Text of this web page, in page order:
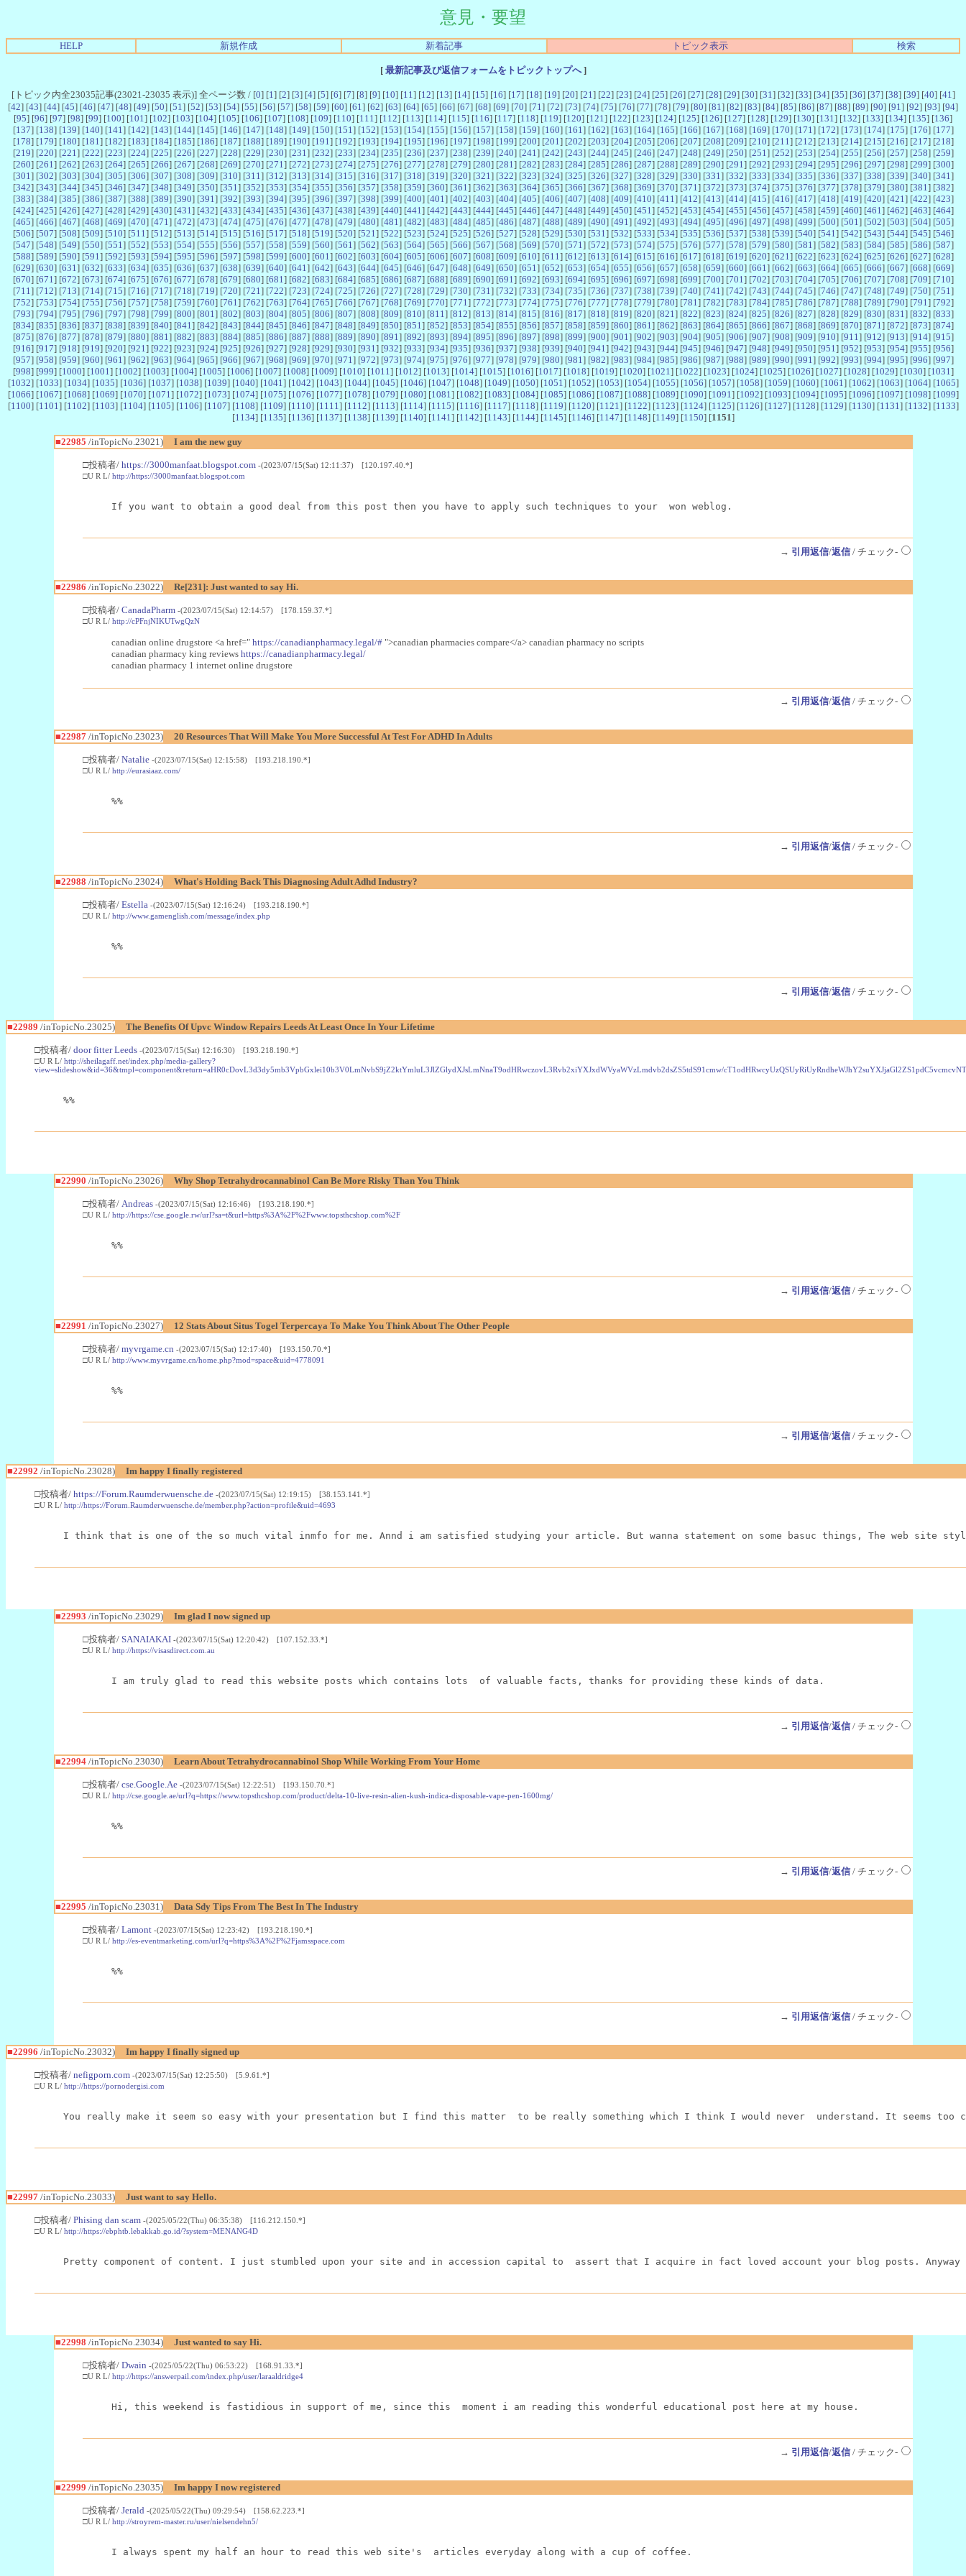
意見・要望
HELP 新規作成 新着記事 トピック表示 検索
[最新記事及び返信フォームをトピックトップへ]
[トピック内全23035記事(23021-23035 表示)] 全ページ数 / [0] [1 ] [2] [3] [4] [5] [6] [7] [8] [9] [10] [11 ] [12] [13] [14] [15] [16] [17] [18] [19] [20] [21 ] [22] [23] [24] [25] [26] [27] [28] [29] [30] [31 ] [32] [33] [34] [35] [36] [37] [38] [39] [40] [41 ]
[42] [43] [44] [45] [46] [47] [48] [49] [50] [51 ] [52] [53] [54] [55] [56] [57] [58] [59] [60] [61 ] [62] [63] [64] [65] [66] [67] [68] [69] [70] [71 ] [72] [73] [74] [75] [76] [77] [78] [79] [80] [81 ] [82] [83] [84] [85] [86] [87] [88] [89] [90] [91 ] [92] [93] [94]
[95] [96] [97] [98] [99] [100] [101 ] [102] [103] [104] [105] [106] [107] [108] [109] [110] [111 ] [112] [113] [114] [115] [116] [117] [118] [119] [120] [121 ] [122] [123] [124] [125] [126] [127] [128] [129] [130] [131 ] [132] [133] [134] [135] [136]
[137] [138] [139] [140] [141 ] [142] [143] [144] [145] [146] [147] [148] [149] [150] [151 ] [152] [153] [154] [155] [156] [157] [158] [159] [160] [161 ] [162] [163] [164] [165] [166] [167] [168] [169] [170] [171 ] [172] [173] [174] [175] [176] [177]
[178] [179] [180] [181 ] [182] [183] [184] [185] [186] [187] [188] [189] [190] [191 ] [192] [193] [194] [195] [196] [197] [198] [199] [200] [201 ] [202] [203] [204] [205] [206] [207] [208] [209] [210] [211 ] [212] [213] [214] [215] [216] [217] [218]
[219] [220] [221 ] [222] [223] [224] [225] [226] [227] [228] [229] [230] [231 ] [232] [233] [234] [235] [236] [237] [238] [239] [240] [241 ] [242] [243] [244] [245] [246] [247] [248] [249] [250] [251 ] [252] [253] [254] [255] [256] [257] [258] [259]
[260] [261 ] [262] [263] [264] [265] [266] [267] [268] [269] [270] [271 ] [272] [273] [274] [275] [276] [277] [278] [279] [280] [281 ] [282] [283] [284] [285] [286] [287] [288] [289] [290] [291 ] [292] [293] [294] [295] [296] [297] [298] [299] [300]
[301 ] [302] [303] [304] [305] [306] [307] [308] [309] [310] [311 ] [312] [313] [314] [315] [316] [317] [318] [319] [320] [321 ] [322] [323] [324] [325] [326] [327] [328] [329] [330] [331 ] [332] [333] [334] [335] [336] [337] [338] [339] [340] [341 ]
[342] [343] [344] [345] [346] [347] [348] [349] [350] [351 ] [352] [353] [354] [355] [356] [357] [358] [359] [360] [361 ] [362] [363] [364] [365] [366] [367] [368] [369] [370] [371 ] [372] [373] [374] [375] [376] [377] [378] [379] [380] [381 ] [382]
[383] [384] [385] [386] [387] [388] [389] [390] [391 ] [392] [393] [394] [395] [396] [397] [398] [399] [400] [401 ] [402] [403] [404] [405] [406] [407] [408] [409] [410] [411 ] [412] [413] [414] [415] [416] [417] [418] [419] [420] [421 ] [422] [423]
[424] [425] [426] [427] [428] [429] [430] [431 ] [432] [433] [434] [435] [436] [437] [438] [439] [440] [441 ] [442] [443] [444] [445] [446] [447] [448] [449] [450] [451 ] [452] [453] [454] [455] [456] [457] [458] [459] [460] [461 ] [462] [463] [464]
[465] [466] [467] [468] [469] [470] [471 ] [472] [473] [474] [475] [476] [477] [478] [479] [480] [481 ] [482] [483] [484] [485] [486] [487] [488] [489] [490] [491 ] [492] [493] [494] [495] [496] [497] [498] [499] [500] [501 ] [502] [503] [504] [505]
[506] [507] [508] [509] [510] [511 ] [512] [513] [514] [515] [516] [517] [518] [519] [520] [521 ] [522] [523] [524] [525] [526] [527] [528] [529] [530] [531 ] [532] [533] [534] [535] [536] [537] [538] [539] [540] [541 ] [542] [543] [544] [545] [546]
[547] [548] [549] [550] [551 ] [552] [553] [554] [555] [556] [557] [558] [559] [560] [561 ] [562] [563] [564] [565] [566] [567] [568] [569] [570] [571 ] [572] [573] [574] [575] [576] [577] [578] [579] [580] [581 ] [582] [583] [584] [585] [586] [587]
[588] [589] [590] [591 ] [592] [593] [594] [595] [596] [597] [598] [599] [600] [601 ] [602] [603] [604] [605] [606] [607] [608] [609] [610] [611 ] [612] [613] [614] [615] [616] [617] [618] [619] [620] [621 ] [622] [623] [624] [625] [626] [627] [628]
[629] [630] [631 ] [632] [633] [634] [635] [636] [637] [638] [639] [640] [641 ] [642] [643] [644] [645] [646] [647] [648] [649] [650] [651 ] [652] [653] [654] [655] [656] [657] [658] [659] [660] [661 ] [662] [663] [664] [665] [666] [667] [668] [669]
[670] [671 ] [672] [673] [674] [675] [676] [677] [678] [679] [680] [681 ] [682] [683] [684] [685] [686] [687] [688] [689] [690] [691 ] [692] [693] [694] [695] [696] [697] [698] [699] [700] [701 ] [702] [703] [704] [705] [706] [707] [708] [709] [710]
[711 ] [712] [713] [714] [715] [716] [717] [718] [719] [720] [721 ] [722] [723] [724] [725] [726] [727] [728] [729] [730] [731 ] [732] [733] [734] [735] [736] [737] [738] [739] [740] [741 ] [742] [743] [744] [745] [746] [747] [748] [749] [750] [751 ]
[752] [753] [754] [755] [756] [757] [758] [759] [760] [761 ] [762] [763] [764] [765] [766] [767] [768] [769] [770] [771 ] [772] [773] [774] [775] [776] [777] [778] [779] [780] [781 ] [782] [783] [784] [785] [786] [787] [788] [789] [790] [791 ] [792]
[793] [794] [795] [796] [797] [798] [799] [800] [801 ] [802] [803] [804] [805] [806] [807] [808] [809] [810] [811 ] [812] [813] [814] [815] [816] [817] [818] [819] [820] [821 ] [822] [823] [824] [825] [826] [827] [828] [829] [830] [831 ] [832] [833]
[834] [835] [836] [837] [838] [839] [840] [841 ] [842] [843] [844] [845] [846] [847] [848] [849] [850] [851 ] [852] [853] [854] [855] [856] [857] [858] [859] [860] [861 ] [862] [863] [864] [865] [866] [867] [868] [869] [870] [871 ] [872] [873] [874]
[875] [876] [877] [878] [879] [880] [881 ] [882] [883] [884] [885] [886] [887] [888] [889] [890] [891 ] [892] [893] [894] [895] [896] [897] [898] [899] [900] [901 ] [902] [903] [904] [905] [906] [907] [908] [909] [910] [911 ] [912] [913] [914] [915]
[916] [917] [918] [919] [920] [921 ] [922] [923] [924] [925] [926] [927] [928] [929] [930] [931 ] [932] [933] [934] [935] [936] [937] [938] [939] [940] [941 ] [942] [943] [944] [945] [946] [947] [948] [949] [950] [951 ] [952] [953] [954] [955] [956]
[957] [958] [959] [960] [961 ] [962] [963] [964] [965] [966] [967] [968] [969] [970] [971 ] [972] [973] [974] [975] [976] [977] [978] [979] [980] [981 ] [982] [983] [984] [985] [986] [987] [988] [989] [990] [991 ] [992] [993] [994] [995] [996] [997]
[998] [999] [1000] [1001 ] [1002] [1003] [1004] [1005] [1006] [1007] [1008] [1009] [1010] [1011 ] [1012] [1013] [1014] [1015] [1016] [1017] [1018] [1019] [1020] [1021 ] [1022] [1023] [1024] [1025] [1026] [1027] [1028] [1029] [1030] [1031 ]
[1032] [1033] [1034] [1035] [1036] [1037] [1038] [1039] [1040] [1041 ] [1042] [1043] [1044] [1045] [1046] [1047] [1048] [1049] [1050] [1051 ] [1052] [1053] [1054] [1055] [1056] [1057] [1058] [1059] [1060] [1061 ] [1062] [1063] [1064] [1065]
[1066] [1067] [1068] [1069] [1070] [1071 ] [1072] [1073] [1074] [1075] [1076] [1077] [1078] [1079] [1080] [1081 ] [1082] [1083] [1084] [1085] [1086] [1087] [1088] [1089] [1090] [1091 ] [1092] [1093] [1094] [1095] [1096] [1097] [1098] [1099]
[1100] [1101 ] [1102] [1103] [1104] [1105] [1106] [1107] [1108] [1109] [1110] [1111 ] [1112] [1113] [1114] [1115] [1116] [1117] [1118] [1119] [1120] [1121 ] [1122] [1123] [1124] [1125] [1126] [1127] [1128] [1129] [1130] [1131 ] [1132] [1133]
[1134] [1135] [1136] [1137] [1138] [1139] [1140] [1141 ] [1142] [1143] [1144] [1145] [1146] [1147] [1148] [1149] [1150] [1151]
■22985 /inTopicNo.23021) I am the new guy
□投稿者/ https://3000manfaat.blogspot.com -(2023/07/15(Sat) 12:11:37) [120.197.40.*]
□U R L/ http://https://3000manfaat.blogspot.com
If you want to obtain a good deal from this post then you have to apply such techniques to your  won weblog.
→ 引用返信/返信/ チェック-
■22986 /inTopicNo.23022) Re[231]: Just wanted to say Hi.
□投稿者/ CanadaPharm -(2023/07/15(Sat) 12:14:57) [178.159.37.*]
□U R L/ http://cPFnjNIKUTwgQzN
canadian online drugstore <a href=" https://canadianpharmacy.legal/#">canadian pharmacies compare</a> canadian pharmacy no scripts
canadian pharmacy king reviews https://canadianpharmacy.legal/
canadian pharmacy 1 internet online drugstore
→ 引用返信/返信/ チェック-
■22987/inTopicNo.23023) 20 Resources That Will Make You More Successful At Test For ADHD In Adults
□投稿者/ Natalie -(2023/07/15(Sat) 12:15:58) [193.218.190.*]
□U R L/ http://eurasiaaz.com/
%%
→ 引用返信/返信/ チェック-
■22988 /inTopicNo.23024) What's Holding Back This Diagnosing Adult Adhd Industry?
□投稿者/ Estella -(2023/07/15(Sat) 12:16:24) [193.218.190.*]
□U R L/ http://www.gamenglish.com/message/index.php
%%
→ 引用返信/返信/ チェック-
■22989 /inTopicNo.23025) The Benefits Of Upvc Window Repairs Leeds At Least Once In Your Lifetime
□投稿者/ door fitter Leeds -(2023/07/15(Sat) 12:16:30) [193.218.190.*]
□U R L/ http://sheilagaff.net/index.php/media-gallery?
view=slideshow&id=36&tmpl=component&return=aHR0cDovL3d3dy5mb3VpbGxlei10b3V0LmNvbS9jZ2ktYmluL3JlZGlydXJsLmNnaT9odHRwczovL3Rvb2xiYXJxdWVyaWVzLmdvb2dsZS5tdS91cmw/
%%
■22990 /inTopicNo.23026) Why Shop Tetrahydrocannabinol Can Be More Risky Than You Think
□投稿者/ Andreas -(2023/07/15(Sat) 12:16:46) [193.218.190.*]
□U R L/ http://https://cse.google.rw/url?sa=t&url=https%3A%2F%2Fwww.topsthcshop.com%2F
%%
→ 引用返信/返信/ チェック-
■22991 /inTopicNo.23027) 12 Stats About Situs Togel Terpercaya To Make You Think About The Other People
□投稿者/ myvrgame.cn -(2023/07/15(Sat) 12:17:40) [193.150.70.*]
□U R L/ http://www.myvrgame.cn/home.php?mod=space&uid=4778091
%%
→ 引用返信/返信/ チェック-
■22992 /inTopicNo.23028) Im happy I finally registered
□投稿者/ https://Forum.Raumderwuensche.de -(2023/07/15(Sat) 12:19:15) [38.153.141.*]
□U R L/ http://https://Forum.Raumderwuensche.de/member.php?action=profile&uid=4693
I think that is one of the so much vital inmfo for me. Annd i am satisfied studying your article. But wanna statement on some basuc things, The web
■22993 /inTopicNo.23029) Im glad I now signed up
□投稿者/ SANAIAKAI -(2023/07/15(Sat) 12:20:42) [107.152.33.*]
□U R L/ http://https://visasdirect.com.au
I am truly glad to read this website posts which contains lots  of valuable facts, thanks for providing these kinds of data.
→ 引用返信/返信/ チェック-
■22994/inTopicNo.23030) Learn About Tetrahydrocannabinol Shop While Working From Your Home
□投稿者/ cse.Google.Ae -(2023/07/15(Sat) 12:22:51) [193.150.70.*]
□U R L/ http://cse.google.ae/url?q=https://www.topsthcshop.com/product/delta-10-live-resin-alien-kush-indica-disposable-vape-pen-1600mg/
%%
→ 引用返信/返信/ チェック-
■22995 /inTopicNo.23031) Data Sdy Tips From The Best In The Industry
□投稿者/ Lamont -(2023/07/15(Sat) 12:23:42) [193.218.190.*]
□U R L/ http://es-eventmarketing.com/url?q=https%3A%2F%2Fjamsspace.com
%%
→ 引用返信/返信/ チェック-
■22996 /inTopicNo.23032) Im happy I finally signed up
□投稿者/ nefigporn.com -(2023/07/15(Sat) 12:25:50) [5.9.61.*]
□U R L/ http://https://pornodergisi.com
You really make it seem so easy with your presentation but I find this matter  to be really something which I think I would never  understand. It seems
■22997 /inTopicNo.23033) Just want to say Hello.
□投稿者/ Phising dan scam -(2025/05/22(Thu) 06:35:38) [116.212.150.*]
□U R L/ http://https://ebphtb.lebakkab.go.id/?system=MENANG4D
Pretty component of content. I just stumbled upon your site and in accession capital to  assert that I acquire in fact loved account your blog posts.
■22998 /inTopicNo.23034) Just wanted to say Hi.
□投稿者/ Dwain -(2025/05/22(Thu) 06:53:22) [168.91.33.*]
□U R L/ http://https://answerpail.com/index.php/user/laraaldridge4
Hi, this weekend is fastidious in support of me, since this  moment i am reading this wonderful educational post here at my house.
→ 引用返信/返信/ チェック-
■22999 /inTopicNo.23035) Im happy I now registered
□投稿者/ Jerald -(2025/05/22(Thu) 09:29:54) [158.62.223.*]
□U R L/ http://stroyrem-master.ru/user/nielsendehn5/
I always spent my half an hour to read this web site's  articles everyday along with a cup of coffee.